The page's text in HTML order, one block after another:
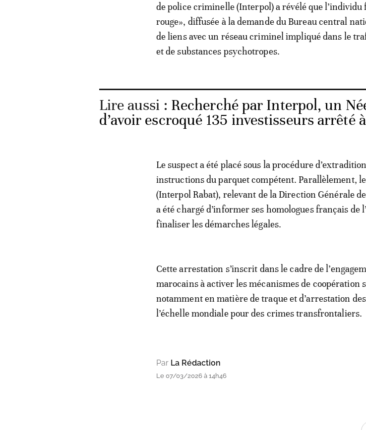
de police criminelle (Interpol) a révélé que l’individu
rouge», diffusée à la demande du Bureau central
de liens avec un réseau criminel impliqué dans le
et de substances psychotropes.
Lire aussi : Recherché par Interpol, un
d’avoir escroqué 135 investisseurs arrêté
Le suspect a été placé sous la procédure
instructions du parquet compétent. Parallèlement,
(Interpol Rabat), relevant de la Direction Générale
a été chargé d’informer ses homologues français
finaliser les démarches légales.
Cette arrestation s’inscrit dans le cadre de
marocains à activer les mécanismes de
notamment en matière de traque et d’arrestation
l’échelle mondiale pour des crimes transfrontaliers.
Par La Rédaction
Le 07/03/2026 à 14h46